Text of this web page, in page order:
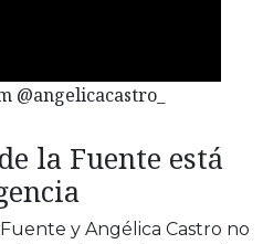
@angelicacastro_
la Fuente está
y Angélica Castro no